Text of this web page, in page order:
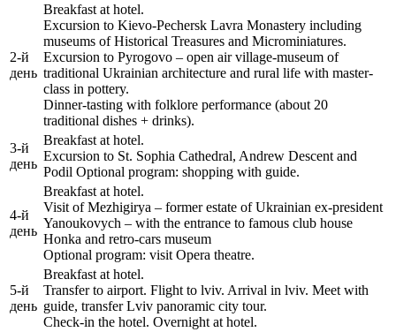
2-й
день
Breakfast at hotel.
Excursion to Kievo-Pechersk Lavra Monastery including
museums of Historical Treasures and Microminiatures.
Excursion to Pyrogovo – open air village-museum of
traditional Ukrainian architecture and rural life with master-
class in pottery.
Dinner-tasting with folklore performance (about 20
traditional dishes + drinks).
3-й
день
Breakfast at hotel.
Excursion to St. Sophia Cathedral, Andrew Descent and
Podil Optional program: shopping with guide.
4-й
день
Breakfast at hotel.
Visit of Mezhigirya – former estate of Ukrainian ex-president
Yanoukovych – with the entrance to famous club house
Honka and retro-cars museum
Optional program: visit Opera theatre.
5-й
день
Breakfast at hotel.
Transfer to airport. Flight to lviv. Arrival in lviv. Meet with
guide, transfer Lviv panoramic city tour.
Check-in the hotel. Overnight at hotel.